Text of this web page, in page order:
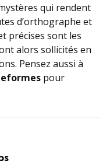
qui rendent
d’orthographe et
précises sont les
alors sollicités en
Pensez aussi à
pour